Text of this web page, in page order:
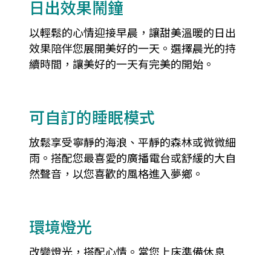
日出效果鬧鐘
以輕鬆的心情迎接早晨，讓甜美溫暖的日出
效果陪伴您展開美好的一天。選擇晨光的持
續時間，讓美好的一天有完美的開始。
可自訂的睡眠模式
放鬆享受寧靜的海浪、平靜的森林或微微細
雨。搭配您最喜愛的廣播電台或舒緩的大自
然聲音，以您喜歡的風格進入夢鄉。
環境燈光
改變燈光，搭配心情。當您上床準備休息